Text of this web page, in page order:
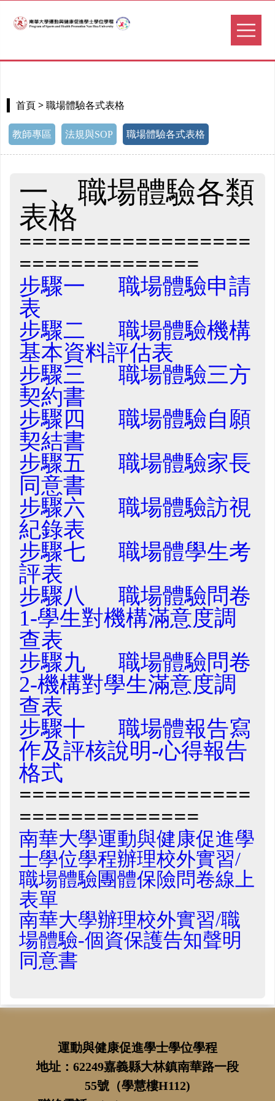
首頁 > 職場體驗各式表格
教師專區 法規與SOP 職場體驗各式表格
一、 職場體驗各類
表格
==================
==============
步驟一 職場體驗申請
表
步驟二 職場體驗機構
基本資料評估表
步驟三 職場體驗三方
契約書
步驟四 職場體驗自願
契結書
步驟五 職場體驗家長
同意書
步驟六 職場體驗訪視
紀錄表
步驟七 職場體學生考
評表
步驟八 職場體驗問卷
1-學生對機構滿意度調
查表
步驟九 職場體驗問卷
2-機構對學生滿意度調
查表
步驟十 職場體報告寫
作及評核說明-心得報告
格式
==================
==============
南華大學運動與健康促進學
士學位學程辦理校外實習/
職場體驗團體保險問卷線上
表單
南華大學辦理校外實習/職
場體驗-個資保護告知聲明
同意書
運動與健康促進學士學位學程
地址：62249嘉義縣大林鎮南華路一段
55號（學慧樓H112)